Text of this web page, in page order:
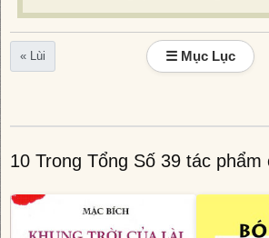
« Lùi ☰ Mục Lục
10 Trong Tổng Số 39 tác phẩm